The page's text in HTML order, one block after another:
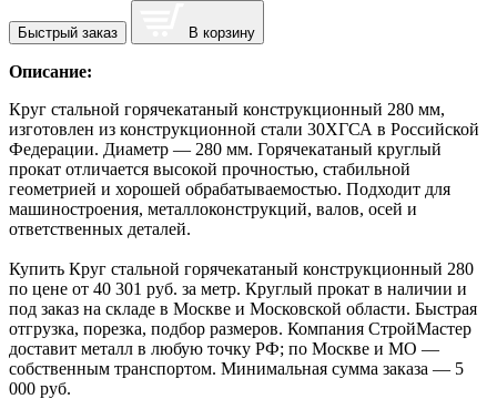
Быстрый заказ В корзину
Описание:
Круг стальной горячекатаный конструкционный 280 мм,
изготовлен из конструкционной стали 30ХГСА в Российской
Федерации. Диаметр — 280 мм. Горячекатаный круглый
прокат отличается высокой прочностью, стабильной
геометрией и хорошей обрабатываемостью. Подходит для
машиностроения, металлоконструкций, валов, осей и
ответственных деталей.
Купить Круг стальной горячекатаный конструкционный 280
по цене от 40 301 руб. за метр. Круглый прокат в наличии и
под заказ на складе в Москве и Московской области. Быстрая
отгрузка, порезка, подбор размеров. Компания СтройМастер
доставит металл в любую точку РФ; по Москве и МО —
собственным транспортом. Минимальная сумма заказа — 5
000 руб.